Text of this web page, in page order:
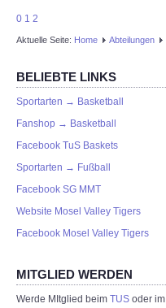
0 1 2
Aktuelle Seite: Home Abteilungen
BELIEBTE LINKS
Sportarten → Basketball
Fanshop → Basketball
Facebook TuS Baskets
Sportarten → Fußball
Facebook SG MMT
Website Mosel Valley Tigers
Facebook Mosel Valley Tigers
MITGLIED WERDEN
Werde MItglied beim TUS oder im